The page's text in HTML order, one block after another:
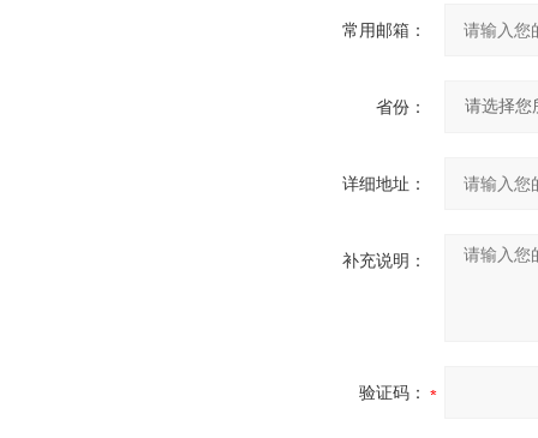
常用邮箱：
省份：
详细地址：
补充说明：
验证码：